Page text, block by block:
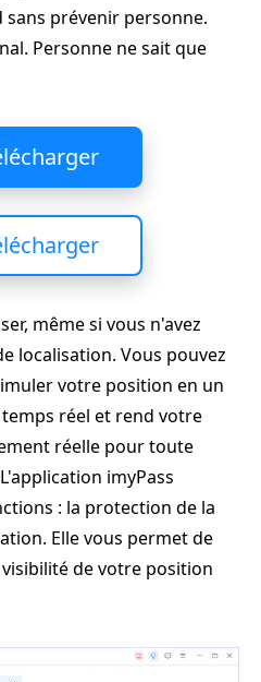
sans prévenir personne.
Personne ne sait que
même si vous n'avez
localisation. Vous pouvez
votre position en un
réel et rend votre
réelle pour toute
imyPass
: la protection de la
Elle vous permet de
de votre position